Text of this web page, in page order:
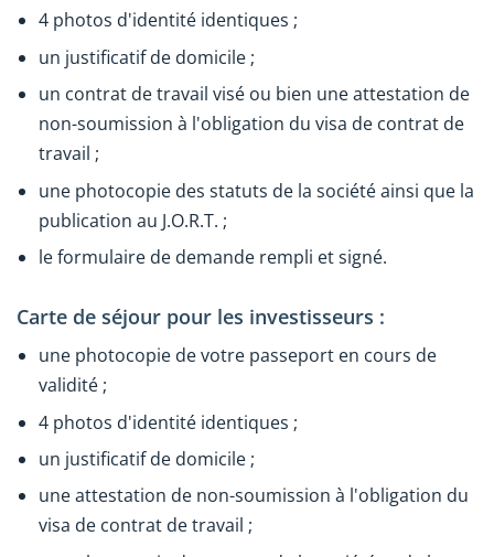
4 photos d'identité identiques ;
un justificatif de domicile ;
un contrat de travail visé ou bien une attestation de
non-soumission à l'obligation du visa de contrat de
travail ;
une photocopie des statuts de la société ainsi que la
publication au J.O.R.T. ;
le formulaire de demande rempli et signé.
Carte de séjour pour les investisseurs :
une photocopie de votre passeport en cours de
validité ;
4 photos d'identité identiques ;
un justificatif de domicile ;
une attestation de non-soumission à l'obligation du
visa de contrat de travail ;